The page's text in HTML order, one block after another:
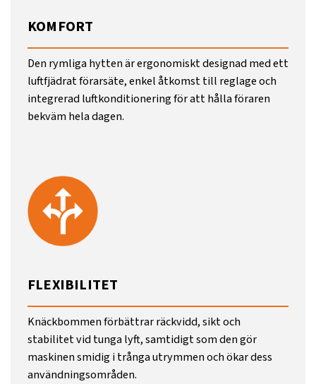
KOMFORT
Den rymliga hytten är ergonomiskt designad med ett
luftfjädrat förarsäte, enkel åtkomst till reglage och
integrerad luftkonditionering för att hålla föraren
bekväm hela dagen.
FLEXIBILITET
Knäckbommen förbättrar räckvidd, sikt och
stabilitet vid tunga lyft, samtidigt som den gör
maskinen smidig i trånga utrymmen och ökar dess
användningsområden.